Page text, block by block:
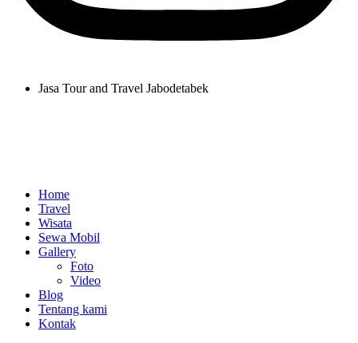
Jasa Tour and Travel Jabodetabek
Home
Travel
Wisata
Sewa Mobil
Gallery
Foto
Video
Blog
Tentang kami
Kontak